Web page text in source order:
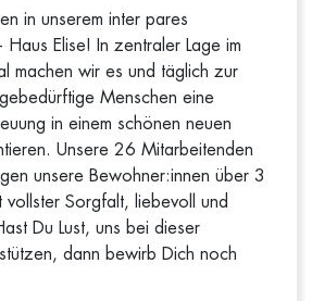
in unserem inter pares
Haus Elise! In zentraler Lage im
machen wir es und täglich zur
Menschen eine
in einem schönen neuen
Unsere 26 Mitarbeitenden
unsere Bewohner:innen über 3
vollster Sorgfalt, liebevoll und
Du Lust, uns bei dieser
dann bewirb Dich noch